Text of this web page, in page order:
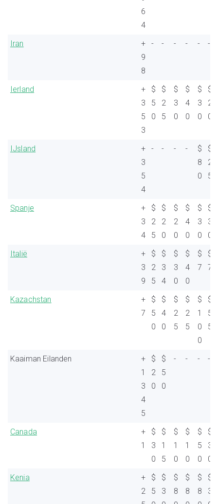
6
4
Iran
+
9
8
- - - - - -
Ierland
+
3
5
3
$
5
0
$
2
5
$
3
0
$
4
0
$
3
0
$
2
0
IJsland
+
3
5
4
- - - -
$
8
0
$
2
5
Spanje
+
3
4
$
2
5
$
2
0
$
2
0
$
4
0
$
3
0
$
3
0
Italië
+
3
9
$
2
5
$
3
4
$
3
0
$
4
0
$
7
$
7
Kazachstan
+
7
$
5
0
$
4
0
$
2
5
$
2
5
$
1
0
0
$
5
5
Kaaiman Eilanden
+
1
3
4
5
$
2
0
$
5
0
- - - -
Canada
+
1
$
3
0
$
1
5
$
1
0
$
1
0
$
5
0
$
3
0
Kenia
+
2
$
5
$
3
$
8
$
8
$
8
$
3